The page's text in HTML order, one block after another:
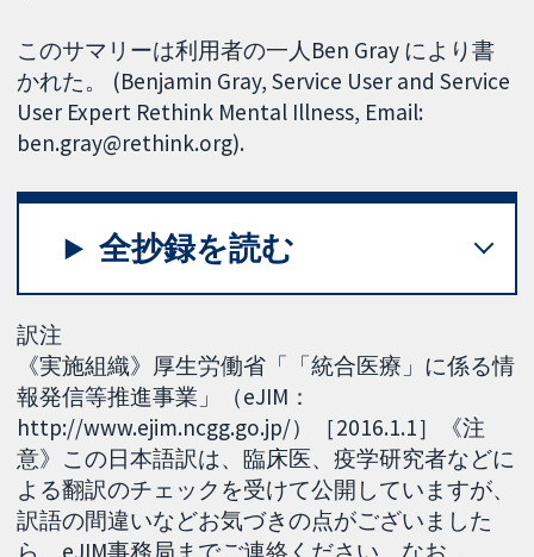
このサマリーは利用者の一人Ben Gray により書
かれた。 (Benjamin Gray, Service User and Service
User Expert Rethink Mental Illness, Email:
ben.gray@rethink.org).
全抄録を読む
訳注
《実施組織》厚生労働省「「統合医療」に係る情
報発信等推進事業」（eJIM：
http://www.ejim.ncgg.go.jp/）［2016.1.1］《注
意》この日本語訳は、臨床医、疫学研究者などに
よる翻訳のチェックを受けて公開していますが、
訳語の間違いなどお気づきの点がございました
ら、eJIM事務局までご連絡ください。なお、